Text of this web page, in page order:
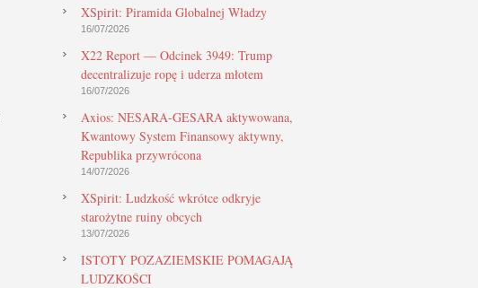
XSpirit: Piramida Globalnej Władzy
16/07/2026
X22 Report — Odcinek 3949: Trump
decentralizuje ropę i uderza młotem
16/07/2026
Axios: NESARA-GESARA aktywowana,
Kwantowy System Finansowy aktywny,
Republika przywrócona
14/07/2026
XSpirit: Ludzkość wkrótce odkryje
starożytne ruiny obcych
13/07/2026
ISTOTY POZAZIEMSKIE POMAGAJĄ
LUDZKOŚCI